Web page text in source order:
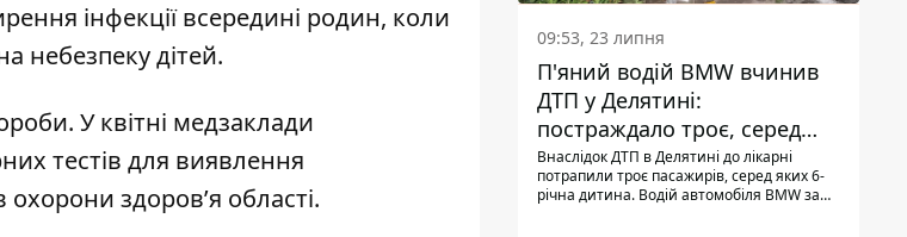
інфекції всередині родин, коли
небезпеку дітей.
У квітні медзаклади
тестів для виявлення
охорони здоров’я області.
09:53, 23 липня
П'яний водій BMW вчинив
ДТП у Делятині:
постраждало троє, серед
них - дитина
Внаслідок ДТП в Делятині до лікарні
потрапили троє пасажирів, серед яких 6-
річна дитина. Водій автомобіля BMW за